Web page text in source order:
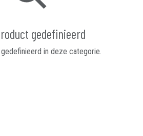
gedefinieerd
in deze categorie.